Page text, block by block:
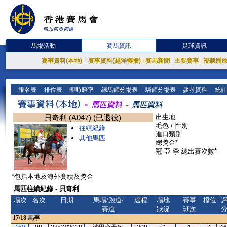
馬場活動 賽馬資訊 足球資訊
賽事資料(本地) 賽事資料(越洋轉播) 賽馬新聞 主要賽事 視聽播
報名表 排位表 即時賠率 練馬師分場表 騎師分場表 參考資料 統
貝奇利 (A047) (已退役)
往績紀錄
其他馬匹
出生地
毛色 / 性別
進口類別
總獎金*
冠-亞-季-總出賽次數*
*包括本地及海外賽績及獎金
馬匹往績紀錄 - 貝奇利
場次
名次 日期
馬場/跑道/
賽道
途程
場地
狀況
賽事
班次
檔位
評
分
17/18 馬季